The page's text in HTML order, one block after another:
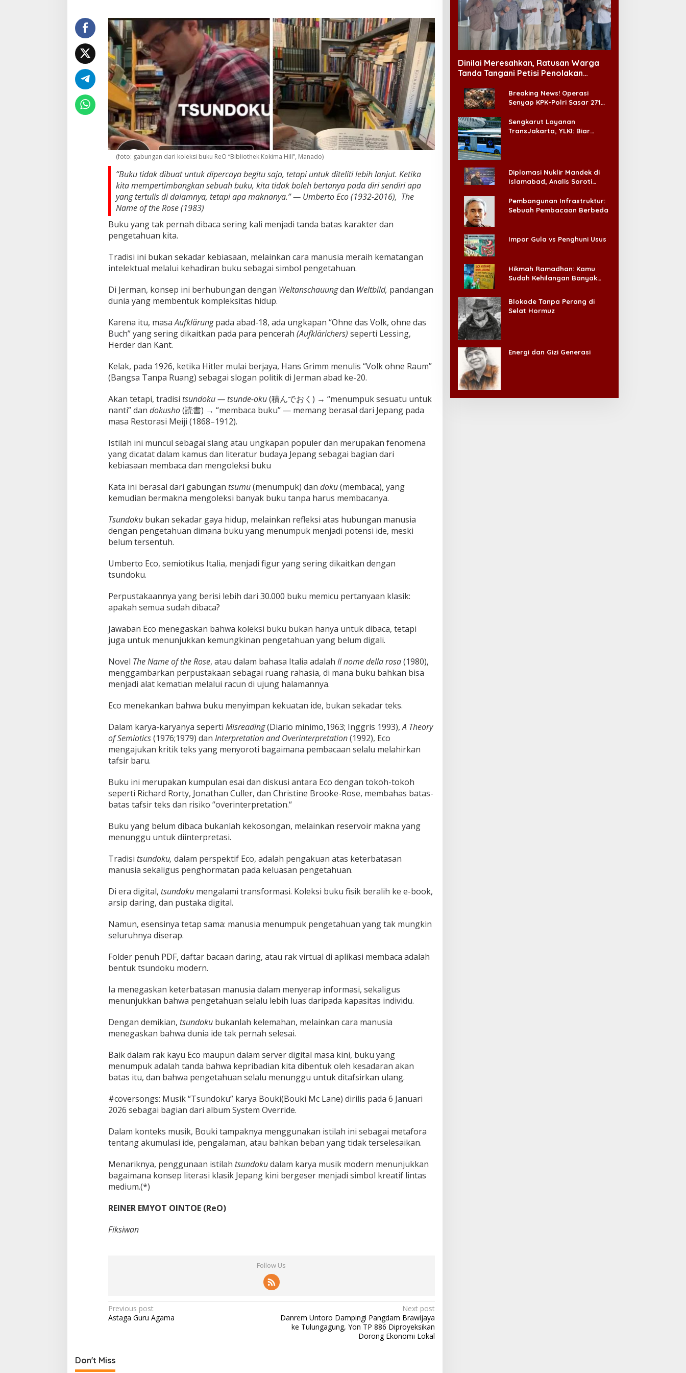
n
d
(foto: gabungan dari koleksi buku ReO “Bibliothek Kokima Hill”, Manado)
“Buku tidak dibuat untuk dipercaya begitu saja, tetapi untuk diteliti lebih lanjut. Ketika
kita mempertimbangkan sebuah buku, kita tidak boleh bertanya pada diri sendiri apa
yang tertulis di dalamnya, tetapi apa maknanya.” — Umberto Eco (1932-2016), The
Name of the Rose (1983)
Buku yang tak pernah dibaca sering kali menjadi tanda batas karakter dan
pengetahuan kita.
Tradisi ini bukan sekadar kebiasaan, melainkan cara manusia meraih kematangan
intelektual melalui kehadiran buku sebagai simbol pengetahuan.
Di Jerman, konsep ini berhubungan dengan Weltanschauungdan Weltbild, pandangan
dunia yang membentuk kompleksitas hidup.
Karena itu, masaAufklärungpada abad-18, ada ungkapan “Ohne das Volk, ohne das
Buch” yang sering dikaitkan pada para pencerah (Aufklärichers) seperti Lessing,
Herder dan Kant.
Kelak, pada 1926, ketika Hitler mulai berjaya, Hans Grimm menulis “Volk ohne Raum”
(Bangsa Tanpa Ruang) sebagai slogan politik di Jerman abad ke-20.
Akan tetapi, tradisi tsundoku — tsunde-oku(積んでおく) → “menumpuk sesuatu untuk
nanti” dan dokusho(読書) → “membaca buku” — memang berasal dari Jepang pada
masa Restorasi Meiji (1868–1912).
Istilah ini muncul sebagai slang atau ungkapan populer dan merupakan fenomena
yang dicatat dalam kamus dan literatur budaya Jepang sebagai bagian dari
kebiasaan membaca dan mengoleksi buku
Kata ini berasal dari gabungan tsumu(menumpuk) dan doku(membaca), yang
kemudian bermakna mengoleksi banyak buku tanpa harus membacanya.
Tsundokubukan sekadar gaya hidup, melainkan refleksi atas hubungan manusia
dengan pengetahuan dimana buku yang menumpuk menjadi potensi ide, meski
belum tersentuh.
Umberto Eco, semiotikus Italia, menjadi figur yang sering dikaitkan dengan
tsundoku.
Perpustakaannya yang berisi lebih dari 30.000 buku memicu pertanyaan klasik:
apakah semua sudah dibaca?
Jawaban Eco menegaskan bahwa koleksi buku bukan hanya untuk dibaca, tetapi
juga untuk menunjukkan kemungkinan pengetahuan yang belum digali.
Novel The Name of the Rose, atau dalam bahasa Italia adalah Il nome della rosa(1980),
menggambarkan perpustakaan sebagai ruang rahasia, di mana buku bahkan bisa
menjadi alat kematian melalui racun di ujung halamannya.
Eco menekankan bahwa buku menyimpan kekuatan ide, bukan sekadar teks.
Dalam karya-karyanya seperti Misreading(Diario minimo,1963; Inggris 1993),A Theory
of Semiotics(1976;1979) dan Interpretation and Overinterpretation(1992), Eco
mengajukan kritik teks yang menyoroti bagaimana pembacaan selalu melahirkan
tafsir baru.
Buku ini merupakan kumpulan esai dan diskusi antara Eco dengan tokoh-tokoh
seperti Richard Rorty, Jonathan Culler, dan Christine Brooke-Rose, membahas batas-
batas tafsir teks dan risiko “overinterpretation.“
Buku yang belum dibaca bukanlah kekosongan, melainkan reservoir makna yang
menunggu untuk diinterpretasi.
Tradisi tsundoku, dalam perspektif Eco, adalah pengakuan atas keterbatasan
manusia sekaligus penghormatan pada keluasan pengetahuan.
Di era digital, tsundokumengalami transformasi. Koleksi buku fisik beralih ke e-book,
arsip daring, dan pustaka digital.
Namun, esensinya tetap sama: manusia menumpuk pengetahuan yang tak mungkin
seluruhnya diserap.
Folder penuh PDF, daftar bacaan daring, atau rak virtual di aplikasi membaca adalah
bentuk tsundoku modern.
Ia menegaskan keterbatasan manusia dalam menyerap informasi, sekaligus
menunjukkan bahwa pengetahuan selalu lebih luas daripada kapasitas individu.
Dengan demikian, tsundokubukanlah kelemahan, melainkan cara manusia
menegaskan bahwa dunia ide tak pernah selesai.
Baik dalam rak kayu Eco maupun dalam server digital masa kini, buku yang
menumpuk adalah tanda bahwa kepribadian kita dibentuk oleh kesadaran akan
batas itu, dan bahwa pengetahuan selalu menunggu untuk ditafsirkan ulang.
#coversongs: Musik “Tsundoku” karya Bouki(Bouki Mc Lane) dirilis pada 6 Januari
2026 sebagai bagian dari album System Override.
Dalam konteks musik, Bouki tampaknya menggunakan istilah ini sebagai metafora
tentang akumulasi ide, pengalaman, atau bahkan beban yang tidak terselesaikan.
Menariknya, penggunaan istilah tsundokudalam karya musik modern menunjukkan
bagaimana konsep literasi klasik Jepang kini bergeser menjadi simbol kreatif lintas
medium.(*)
REINER EMYOT OINTOE (ReO)
Fiksiwan
Follow Us
P
o
n
Previous post
Astaga Guru Agama
Next post
Danrem Untoro Dampingi Pangdam Brawijaya
ke Tulungagung, Yon TP 886 Diproyeksikan
Dorong Ekonomi Lokal
Don't Miss
Dinilai Meresahkan, Ratusan Warga
Tanda Tangani Petisi Penolakan
Breaking News! Operasi
Senyap KPK-Polri Sasar 271
Ada ‘Badai Pemeriksaan’
Sengkarut Layanan
TransJakarta, YLKI: Biar
Diplomasi Nuklir Mandek di
Islamabad, Analis Soroti
Pembangunan Infrastruktur:
Sebuah Pembacaan Berbeda
Impor Gula vs Penghuni Usus
Hikmah Ramadhan: Kamu
Sudah Kehilangan Banyak
Blokade Tanpa Perang di
Selat Hormuz
Energi dan Gizi Generasi